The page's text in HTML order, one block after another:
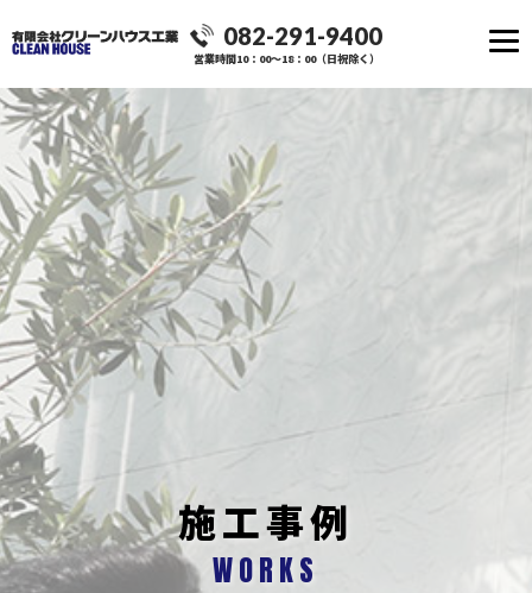
082-291-9400
営業時間10：00～18：00（日祝除く）
施工事例
WORKS